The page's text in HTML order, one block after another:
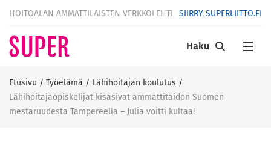
HOITOALAN AMMATTILAISTEN VERKKOLEHTI SIIRRY SUPERLIITTO.FI
Haku
Etusivu / Työelämä / Lähihoitajan koulutus /
Lähihoitajaopiskelijat kisasivat ammattitaidon Suomen
mestaruudesta Tampereella – Julia voitti kultaa!